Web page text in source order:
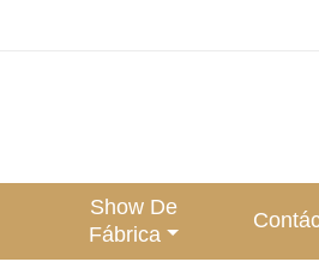
Show De
Fábrica